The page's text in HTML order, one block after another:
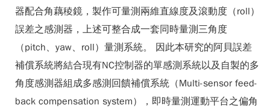
器配合角藕稜鏡，製作可量測兩維直線度及滾動度（roll）
誤差之感測器，上述可整合成一套同時量測三角度
（pitch、yaw、roll）量測系統。 因此本研究的阿貝誤差
補償系統將結合現有NC控制器的單感測系統以及自製的多
角度感測器組成多感測回饋補償系統（Multi-sensor feed-
back compensation system），即時量測運動平台之偏角